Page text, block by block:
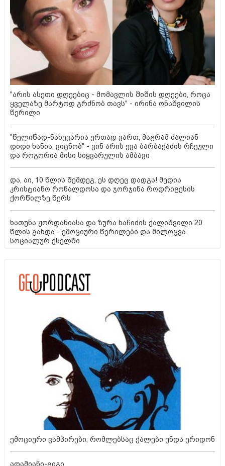
"არის ასეთი დღეებიც - მომავლის შიშის დღეები, როცა
ყველაზე მარტოდ გრძნობ თავს" - ირინა ონაშვილის
წერილი
"წელიწად-ნახევარია ერთად ვართ, მაგრამ ძალიან
დიდი ხანია, ვიცნობ" - ვინ არის ევა ბარბაქაძის რჩეული
და როგორია მისი სიყვარულის ამბავი
და, აი, 10 წლის შემდეგ, ეს დღეც დადგა! მედია
კრისტიანო რონალდოსა და ჯორჯინა როდრიგესის
ქორწილზე წერს
ხათუნა ჟორდანიასა და ზურა ხაჩიძის ქალიშვილი 20
წლის გახდა - ემოციური წერილები და მილოცვა
სოციალურ ქსელში
ემოციური ვამპირები, რომლებსაც ქალები უნდა ერიდონ
ადამიანი-გიგი